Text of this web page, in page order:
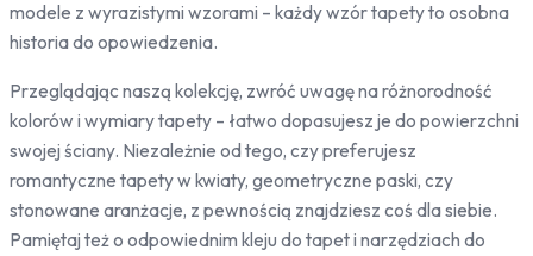
Sport
Piłka nożna
modele z wyrazistymi wzorami – każdy wzór tapety to osobna
historia do opowiedzenia.
Przeglądając naszą kolekcję, zwróć uwagę na różnorodność
kolorów i wymiary tapety – łatwo dopasujesz je do powierzchni
swojej ściany. Niezależnie od tego, czy preferujesz
romantyczne tapety w kwiaty, geometryczne paski, czy
stonowane aranżacje, z pewnością znajdziesz coś dla siebie.
Pamiętaj też o odpowiednim kleju do tapet i narzędziach do